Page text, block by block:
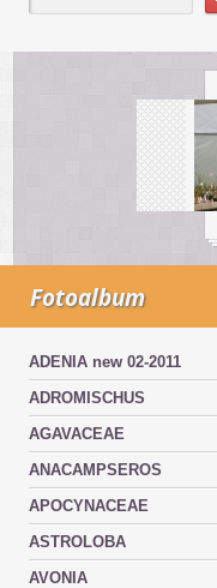
Fotoalbum
ADENIA new 02-2011
ADROMISCHUS
AGAVACEAE
ANACAMPSEROS
APOCYNACEAE
ASTROLOBA
AVONIA